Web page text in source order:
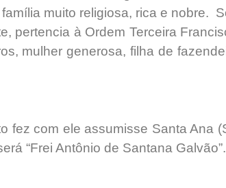
muito religiosa, rica e nobre.
pertencia à Ordem Terceira
mulher generosa, filha de
fez com ele assumisse Santa Ana
“Frei Antônio de Santana Galvão”.